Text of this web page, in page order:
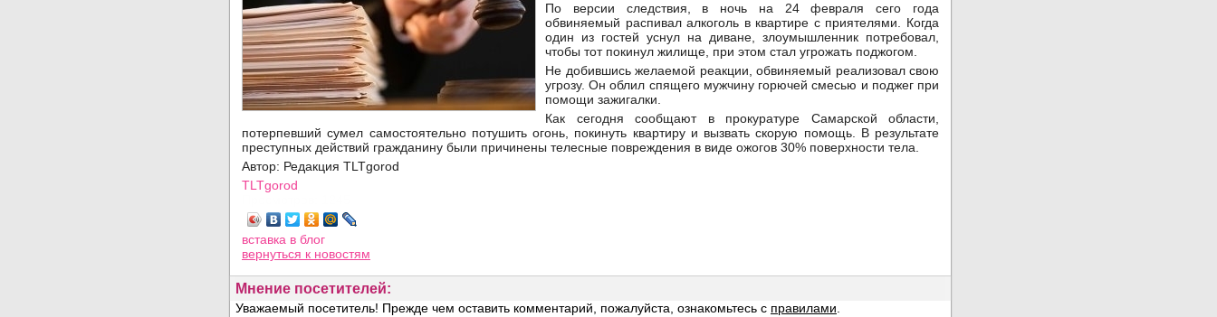
По версии следствия, в ночь на 24 февраля сего года
обвиняемый распивал алкоголь в квартире с приятелями. Когда
один из гостей уснул на диване, злоумышленник потребовал,
чтобы тот покинул жилище, при этом стал угрожать поджогом.
Не добившись желаемой реакции, обвиняемый реализовал свою
угрозу. Он облил спящего мужчину горючей смесью и поджег при
помощи зажигалки.
Как сегодня сообщают в прокуратуре Самарской области,
потерпевший сумел самостоятельно потушить огонь, покинуть квартиру и вызвать скорую помощь. В результате
преступных действий гражданину были причинены телесные повреждения в виде ожогов 30% поверхности тела.
Автор: Редакция TLTgorod
TLTgorod
вставка в блог
вернуться к новостям
Мнение посетителей: